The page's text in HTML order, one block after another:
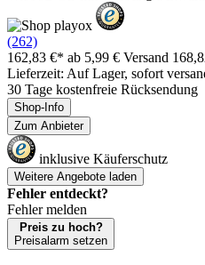
(262)
162,83 €* ab 5,99 € Versand
Lieferzeit: Auf Lager, sofort
30 Tage kostenfreie Rücksendung
Shop-Info
Zum Anbieter
inklusive Käuferschutz
Weitere Angebote laden
Fehler entdeckt?
Fehler melden
Preis zu hoch?
Preisalarm setzen